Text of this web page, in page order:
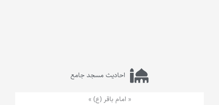
احادیث مسجد جامع
« امام باقر (ع) »